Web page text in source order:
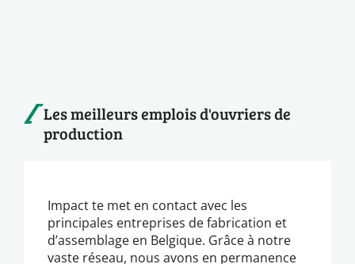
Les meilleurs emplois d'ouvriers de
production
Impact te met en contact avec les
principales entreprises de fabrication et
d’assemblage en Belgique. Grâce à notre
vaste réseau, nous avons en permanence